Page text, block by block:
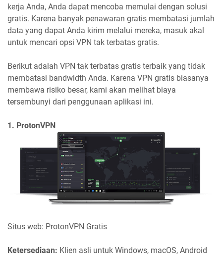
kerja Anda, Anda dapat mencoba memulai dengan solusi
gratis. Karena banyak penawaran gratis membatasi jumlah
data yang dapat Anda kirim melalui mereka, masuk akal
untuk mencari opsi VPN tak terbatas gratis.
Berikut adalah VPN tak terbatas gratis terbaik yang tidak
membatasi bandwidth Anda. Karena VPN gratis biasanya
membawa risiko besar, kami akan melihat biaya
tersembunyi dari penggunaan aplikasi ini.
1. ProtonVPN
Situs web: ProtonVPN Gratis
Ketersediaan: Klien asli untuk Windows, macOS, Android